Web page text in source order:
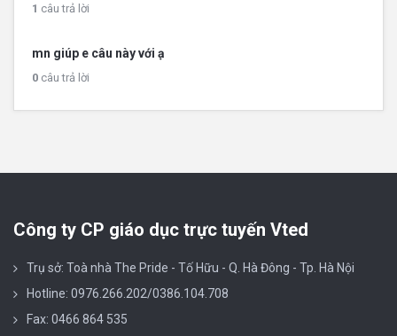
1 câu trả lời
mn giúp e câu này với ạ
0 câu trả lời
Công ty CP giáo dục trực tuyến Vted
Trụ sở: Toà nhà The Pride - Tố Hữu - Q. Hà Đông - Tp. Hà Nội
Hotline: 0976.266.202/0386.104.708
Fax: 0466 864 535